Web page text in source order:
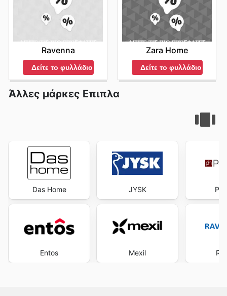
Ravenna
Δείτε το φυλλάδιο
Zara Home
Δείτε το φυλλάδιο
Άλλες μάρκες Επιπλα
Das Home
Entos
JYSK
Mexil